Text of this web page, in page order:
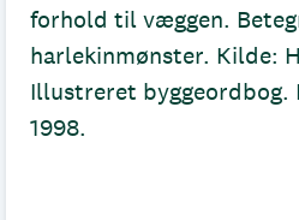
forhold til væggen.
harlekinmønster. Kilde:
Illustreret byggeordbog.
1998.